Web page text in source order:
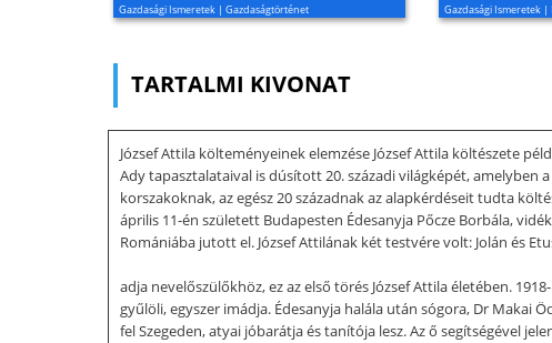
Gazdasági Ismeretek | Gazdaságtörténet Gazdasági Ismeretek |
TARTALMI KIVONAT
József Attila költeményeinek elemzése József Attila költészete
Ady tapasztalataival is dúsított 20. századi világképét, amelyben
korszakoknak, az egész 20 századnak az alapkérdéseit tudta
április 11-én született Budapesten Édesanyja Pőcze Borbála,
Romániába jutott el. József Attilának két testvére volt: Jolán és
adja nevelőszülőkhöz, ez az első törés József Attila életében.
gyűlöli, egyszer imádja. Édesanyja halála után sógora, Dr Makai
fel Szegeden, atyai jóbarátja és tanítója lesz. Az ő segítségével